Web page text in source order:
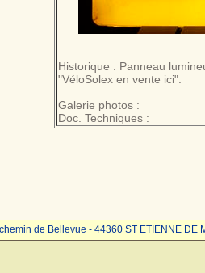
Historique : Panneau
"VéloSolex en vente ici".
Galerie photos :
Doc. Techniques :
de Bellevue - 44360 ST ETIENNE DE